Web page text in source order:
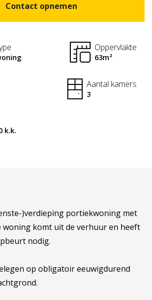
Contact opnemen
Oppervlakte
63m²
Aantal kamers
3
k.k.
)verdieping portiekwoning met
woning komt uit de verhuur en heeft
nodig.
op obligatoir eeuwigdurend